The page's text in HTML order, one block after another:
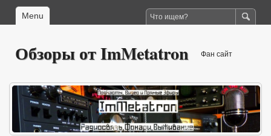
Menu
Обзоры от ImMetatron Фан сайт